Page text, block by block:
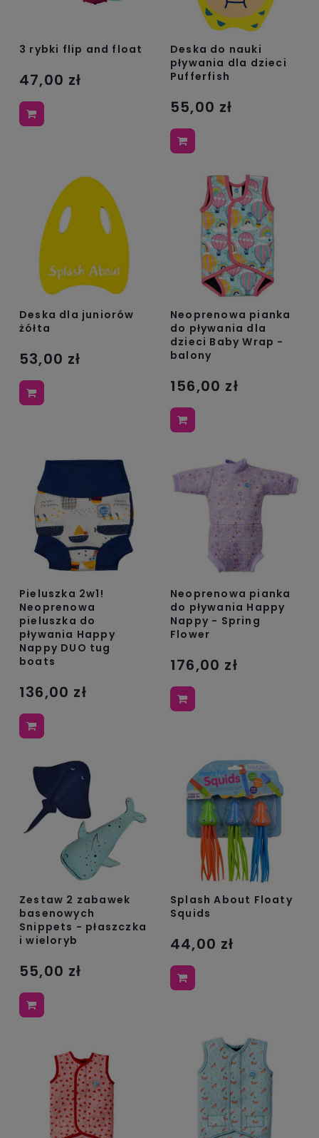
3 rybki flip and float
47,00 zł
Deska do nauki
pływania dla dzieci
Pufferfish
55,00 zł
Deska dla juniorów
żółta
53,00 zł
Neoprenowa pianka
do pływania dla
dzieci Baby Wrap -
balony
156,00 zł
Pieluszka 2w1!
Neoprenowa
pieluszka do
pływania Happy
Nappy DUO tug
boats
136,00 zł
Neoprenowa pianka
do pływania Happy
Nappy - Spring
Flower
176,00 zł
Zestaw 2 zabawek
basenowych
Snippets - płaszczka
i wieloryb
55,00 zł
Splash About Floaty
Squids
44,00 zł